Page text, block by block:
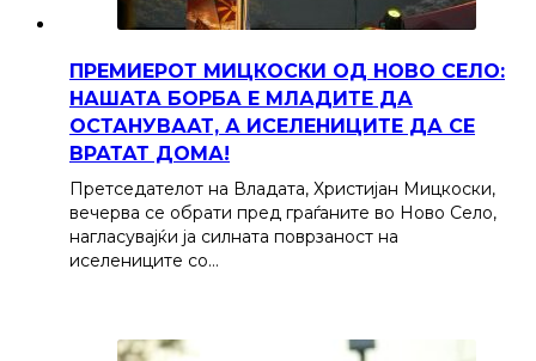
ПРЕМИЕРОТ МИЦКОСКИ ОД НОВО СЕЛО:
НАШАТА БОРБА Е МЛАДИТЕ ДА
ОСТАНУВААТ, А ИСЕЛЕНИЦИТЕ ДА СЕ
ВРАТАТ ДОМА!
Претседателот на Владата, Христијан Мицкоски,
вечерва се обрати пред граѓаните во Ново Село,
нагласувајќи ја силната поврзаност на
иселениците со…